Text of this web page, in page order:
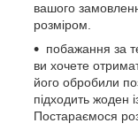
вашого
розміром.
побажання за
ви хочете
його обробили
підходить жоден
Постараємося